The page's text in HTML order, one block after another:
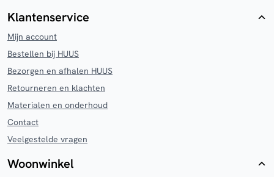
Klantenservice
Mijn account
Bestellen bij HUUS
Bezorgen en afhalen HUUS
Retourneren en klachten
Materialen en onderhoud
Contact
Veelgestelde vragen
Woonwinkel